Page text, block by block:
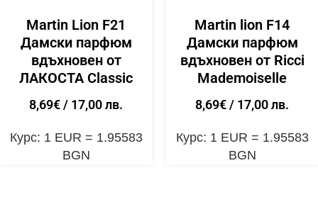
Martin Lion F21
Дамски парфюм
вдъхновен от
ЛАКОСТА Classic
8,69€/ 17,00 лв.
Курс: 1 EUR = 1.95583
BGN
Martin lion F14
Дамски парфюм
вдъхновен от Ricci
Mademoiselle
8,69€/ 17,00 лв.
Курс: 1 EUR = 1.95583
BGN